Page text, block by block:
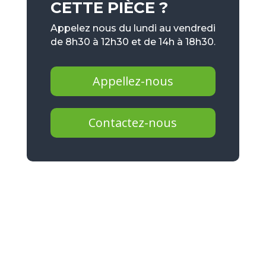
CETTE PIÈCE ?
Appelez nous du lundi au vendredi
de 8h30 à 12h30 et de 14h à 18h30.
Appellez-nous
Contactez-nous